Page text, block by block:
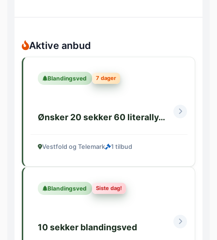
Aktive anbud
Blandingsved 7 dager
Ønsker 20 sekker 60 literally…
Vestfold og Telemark 1 tilbud
Blandingsved Siste dag!
10 sekker blandingsved